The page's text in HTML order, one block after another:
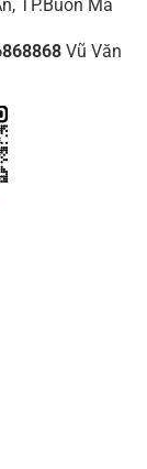
TP.Buôn Ma
Vũ Văn